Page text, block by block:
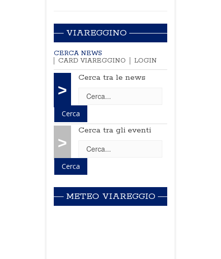
VIAREGGINO
CERCA NEWS
CARD VIAREGGINO
LOGIN
>
Cerca tra le news
>
Cerca tra gli eventi
METEO VIAREGGIO